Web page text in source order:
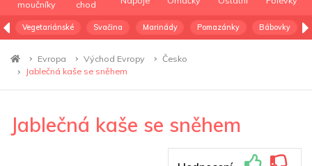
moučníky
chod
Vegetariánské Svačina Marinády Pomazánky Bábovky
Evropa Východ Evropy
Česko
Jablečná kaše se sněhem
Jablečná kaše se sněhem